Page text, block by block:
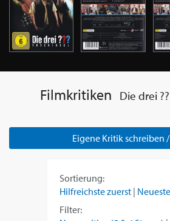
Filmkritiken Die drei
Eigene Kritik schreiben
Sortierung:
Hilfreichste zuerst |
Filter: